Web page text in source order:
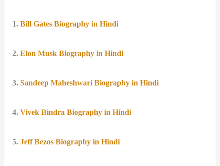
1.Bill Gates Biography in Hindi
2.Elon Musk Biography in Hindi
3.Sandeep Maheshwari Biography in Hindi
4.Vivek Bindra Biography in Hindi
5.Jeff Bezos Biography in Hindi